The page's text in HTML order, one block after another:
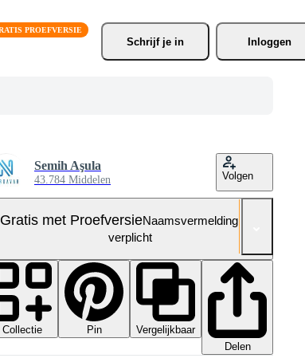
Schrijf je in Inloggen
Semih Aşula
43.784 Middelen Volgen
Gratis met ProefversieNaamsvermelding niet
verplicht
Collectie Pin
Vergelijkbaar
Delen